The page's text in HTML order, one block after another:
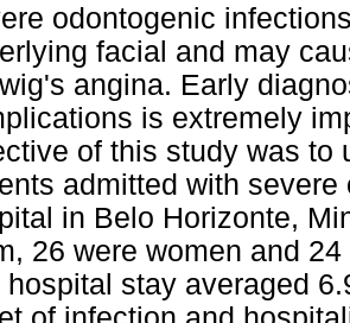
odontogenic
facial and may
angina. Early
is extremely
of this study was to
admitted with
in Belo Horizonte,
26 were women and
hospital stay averaged